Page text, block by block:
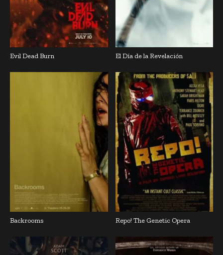
Evil Dead Burn El Día de la Revelación
Backrooms Repo! The Genetic Opera